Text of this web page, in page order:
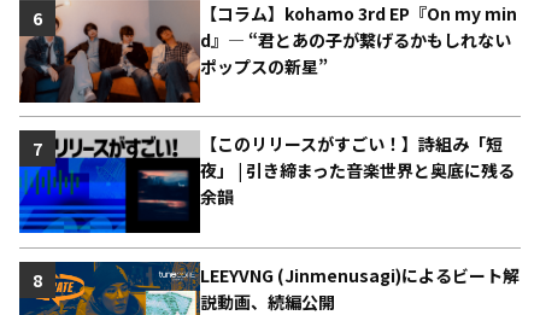
【コラム】kohamo 3rd EP『On my min
d』― “君とあの子が繋げるかもしれない
ポップスの新星”
6
【このリリースがすごい！】詩組み「短
夜」 | 引き締まった音楽世界と奥底に残る
余韻
7
LEEYVNG (Jinmenusagi)によるビート解
説動画、続編公開
8